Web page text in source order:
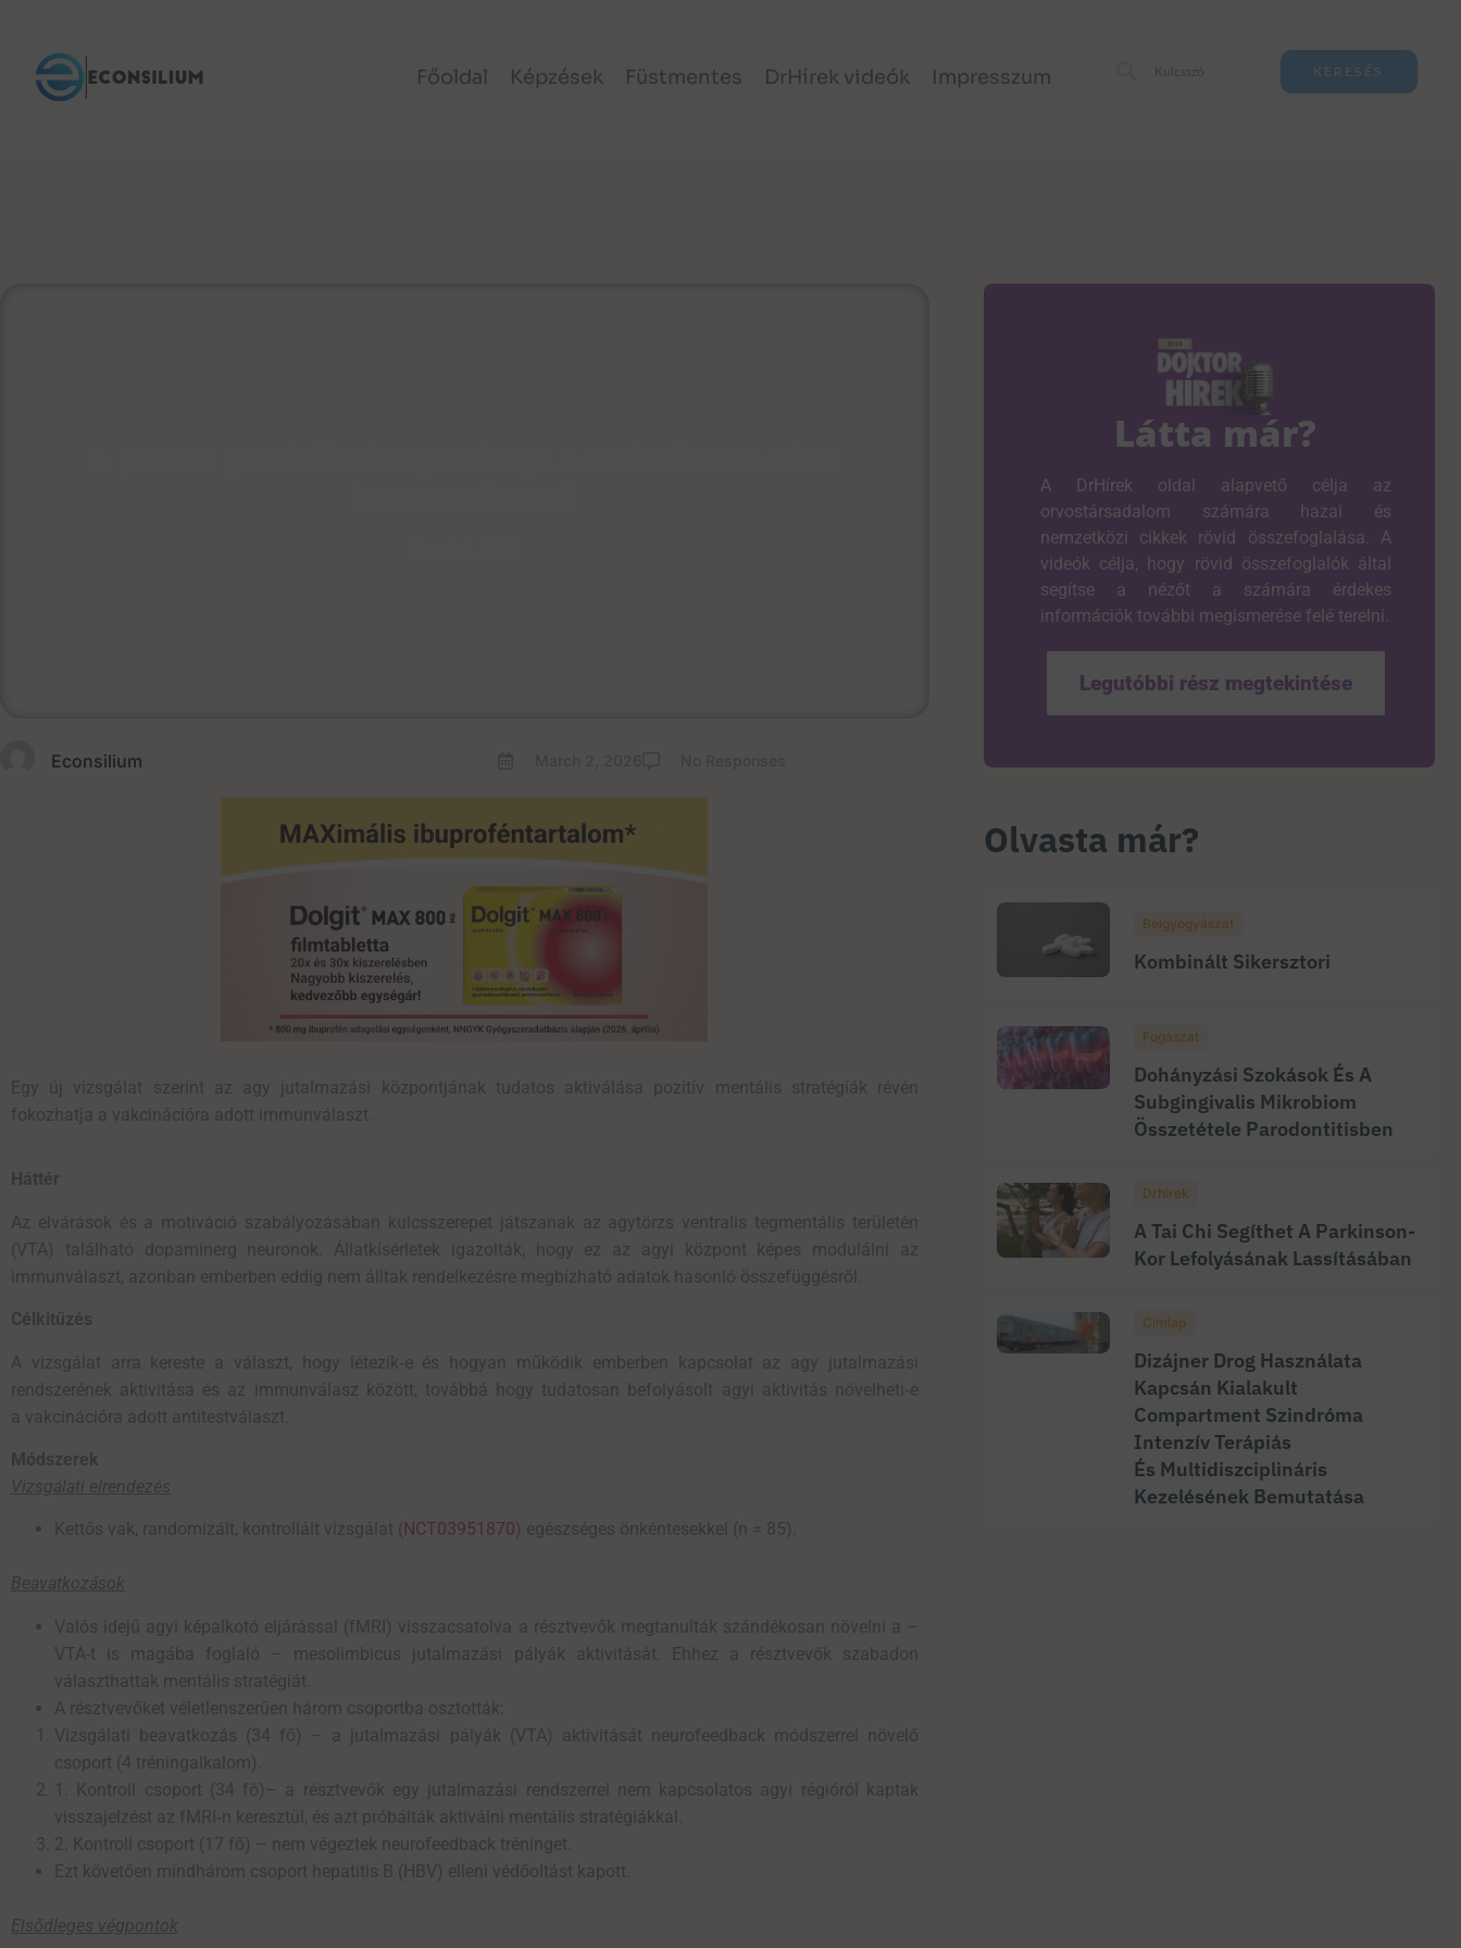
Főoldal Képzések Füstmentes DrHírek videók Impresszum KERESÉS
Econsilium
Egy új vizsgálat szerint az agy jutalmazási központjának tudatos aktiválása pozitív mentális stratégiák révén
fokozhatja a vakcinációra adott immunválaszt.
Háttér
Az elvárások és a motiváció szabályozásában kulcsszerepet játszanak az agytörzs ventralis tegmentális területén
(VTA) található dopaminerg neuronok. Állatkísérletek igazolták, hogy ez az agyi központ képes modulálni az
immunválaszt, azonban emberben eddig nem álltak rendelkezésre megbízható adatok hasonló összefüggésről.
Célkitűzés
A vizsgálat arra kereste a választ, hogy létezik‑e és hogyan működik emberben kapcsolat az agy jutalmazási
rendszerének aktivitása és az immunválasz között, továbbá hogy tudatosan befolyásolt agyi aktivitás növelheti ‑e
a vakcinációra adott antitestválaszt.
Módszerek
Vizsgálati elrendezés
Kettős vak, randomizált, kontrollált vizsgálat ( NCT03951870) egészséges önkéntesekkel (n = 85).
Beavatkozások
Valós idejű agyi képalkotó eljárással (fMRI) visszacsatolva a résztvevők megtanulták szándékosan növelni a –
VTA-t is magába foglaló – mesolimbicus jutalmazási pályák aktivitását. Ehhez a résztvevők szabadon
választhattak mentális stratégiát.
A résztvevőket véletlenszerűen három csoportba osztották:
Vizsgálati beavatkozás (34 fő) – a jutalmazási pályák (VTA) aktivitását neurofeedback módszerrel növelő
csoport (4 tréningalkalom).
1. Kontroll csoport (34 fő)– a résztvevők egy jutalmazási rendszerrel nem kapcsolatos agyi régióról kaptak
visszajelzést az fMRI‑n keresztül, és azt próbálták aktiválni mentális stratégiákkal.
2. Kontroll csoport (17 fő) – nem végeztek neurofeedback tréninget.
Ezt követően mindhárom csoport hepatitis B (HBV) elleni védőoltást kapott.
Elsődleges végpontok
Látta már?
A DrHírek oldal alapvető célja az
orvostársadalom számára hazai és
nemzetközi cikkek rövid összefoglalása. A
videók célja, hogy rövid összefoglalók által
segítse a nézőt a számára érdekes
információk további megismerése felé terelni.
Legutóbbi rész megtekintése
Olvasta már?
Belgyógyászat
Kombinált Sikersztori
Fogászat
Dohányzási Szokások És A
Subgingivalis Mikrobiom
Összetétele Parodontitisben
Drhírek
A Tai Chi Segíthet A Parkinson-
Kor Lefolyásának Lassításában
Címlap
Dizájner Drog Használata
Kapcsán Kialakult
Compartment Szindróma
Intenzív Terápiás
És Multidiszciplináris
Kezelésének Bemutatása